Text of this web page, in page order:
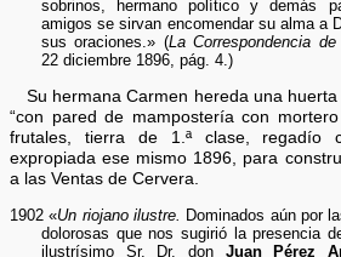
sobrinos, hermano político y demás
amigos se sirvan encomendar su alma a
sus oraciones.» (La Correspondencia de
22 diciembre 1896, pág. 4.)
Su hermana Carmen hereda una
“con pared de mampostería con
frutales, tierra de 1.ª clase, regadío
expropiada ese mismo 1896, para
a las Ventas de Cervera.
1902 «Un riojano ilustre. Dominados aún por
dolorosas que nos sugirió la presencia
ilustrísimo Sr. Dr. don Juan Pérez